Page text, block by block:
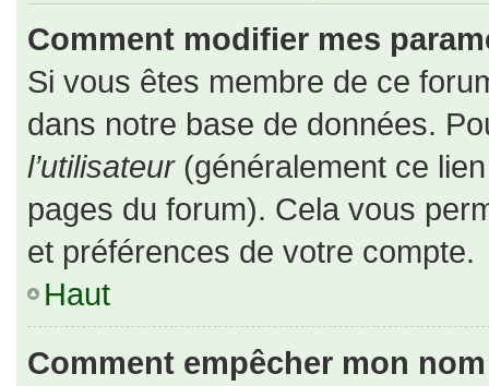
Comment modifier mes
Si vous êtes membre de ce
dans notre base de données.
l’utilisateur(généralement ce
pages du forum). Cela vous
et préférences de votre compte.
Haut
Comment empêcher mon